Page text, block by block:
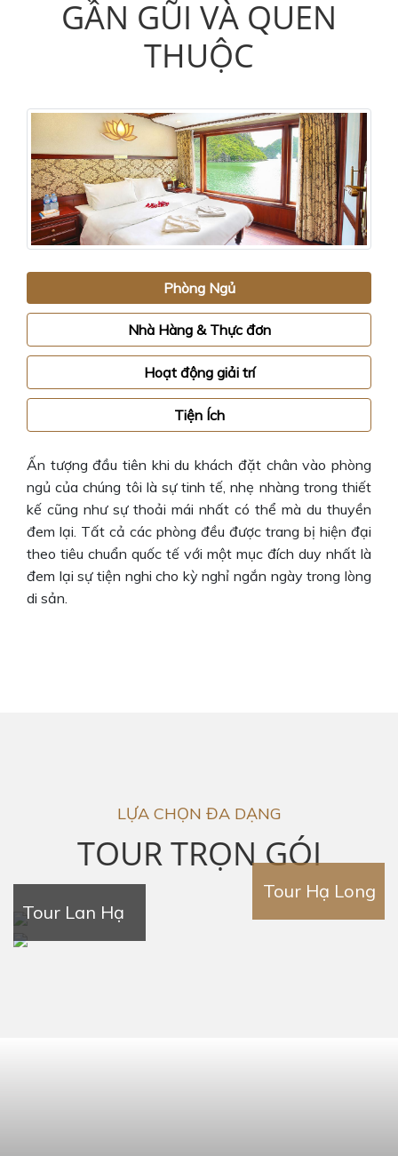
GẦN GŨI VÀ QUEN
THUỘC
Phòng Ngủ
Nhà Hàng & Thực đơn
Hoạt động giải trí
Tiện Ích
Ấn tượng đầu tiên khi du khách đặt chân vào phòng
ngủ của chúng tôi là sự tinh tế, nhẹ nhàng trong thiết
kế cũng như sự thoải mái nhất có thể mà du thuyền
đem lại. Tất cả các phòng đều được trang bị hiện đại
theo tiêu chuẩn quốc tế với một mục đích duy nhất là
đem lại sự tiện nghi cho kỳ nghỉ ngắn ngày trong lòng
di sản.
LỰA CHỌN ĐA DẠNG
TOUR TRỌN GÓI
Tour Hạ Long
Tour Lan Hạ